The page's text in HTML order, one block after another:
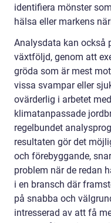
identifiera mönster
hälsa eller markens
Analysdata kan också
växtföljd, genom att
gröda som är mest
vissa svampar eller
ovärderlig i arbetet
klimatanpassade
regelbundet
resultaten gör det
och förebyggande,
problem när de redan
i en bransch där
på snabba och
intresserad av att få